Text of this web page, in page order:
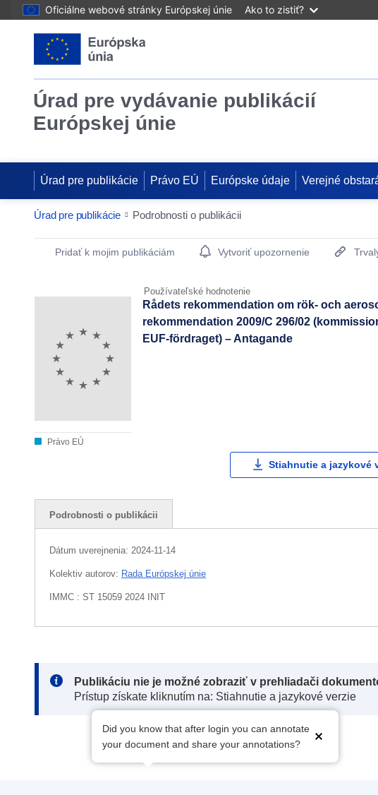
Oficiálne webové stránky Európskej únie Ako to zistiť?
Úrad pre vydávanie publikácií
Európskej únie
Úrad pre publikácie Právo EÚ Európske údaje Verejné
Úrad pre publikácie Podrobnosti o publikácii
Publication Detail Actions Portlet
Pridať k mojim publikáciám Vytvoriť upozornenie
Používateľské hodnotenie
Právo EÚ
Rådets rekommendation om rök- och
rekommendation 2009/C 296/02
EUF-fördraget) – Antagande
Stiahnutie a jazykové
Podrobnosti o publikácii
Dátum uverejnenia: 2024-11-14
Kolektiv autorov: Rada Európskej únie
IMMC : ST 15059 2024 INIT
Note:
Publikáciu nie je možné zobraziť v prehliadači
Prístup získate kliknutím na: Stiahnutie a jazykové verzie
Did you know that after login you can annotate
your document and share your annotations?